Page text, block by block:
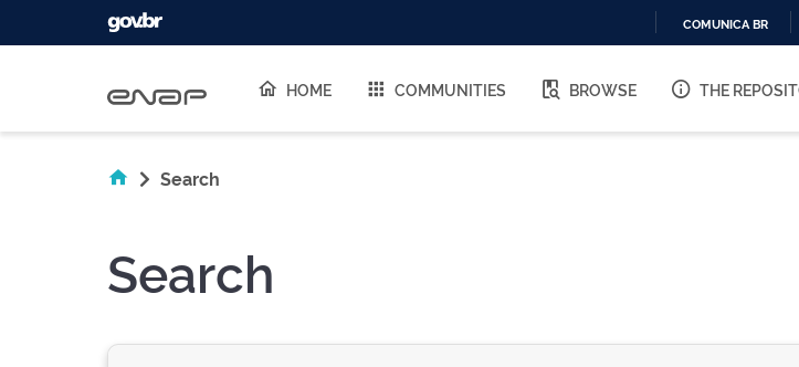
O
COMUNICA BR
HOME COMMUNITIES BROWSE THE
Search
Search